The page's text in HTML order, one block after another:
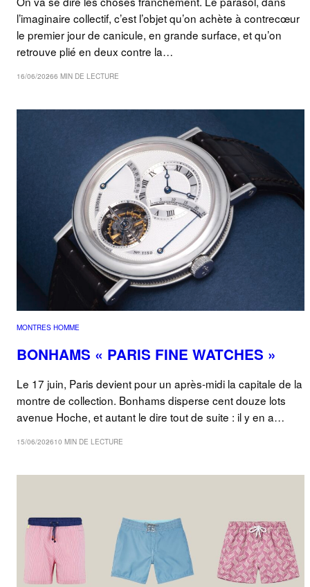
l’imaginaire collectif, c’est l’objet qu’on achète à contrecœur
le premier jour de canicule, en grande surface, et qu’on
retrouve plié en deux contre la…
16/06/20266 MIN DE LECTURE
MONTRES HOMME
BONHAMS « PARIS FINE WATCHES »
Le 17 juin, Paris devient pour un après-midi la capitale de la
montre de collection. Bonhams disperse cent douze lots
avenue Hoche, et autant le dire tout de suite : il y en a…
15/06/202610 MIN DE LECTURE